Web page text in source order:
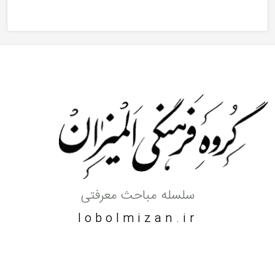
سلسله مباحث معرفتی
lobolmizan.ir